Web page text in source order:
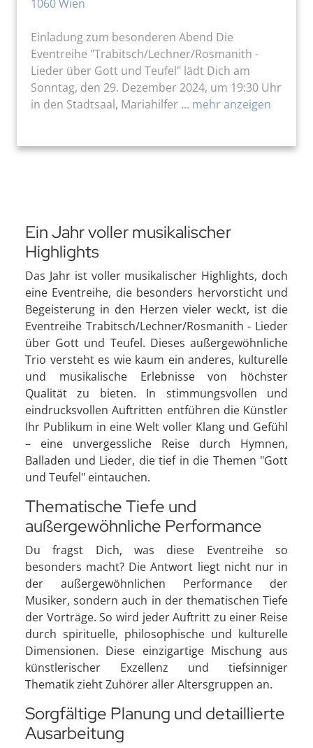
1060 Wien
Einladung zum besonderen Abend Die
Eventreihe "Trabitsch/Lechner/Rosmanith -
Lieder über Gott und Teufel" lädt Dich am
Sonntag, den 29. Dezember 2024, um 19:30 Uhr
in den Stadtsaal, Mariahilfer ... mehr anzeigen
Ein Jahr voller musikalischer
Highlights
Das Jahr ist voller musikalischer Highlights, doch
eine Eventreihe, die besonders hervorsticht und
Begeisterung in den Herzen vieler weckt, ist die
Eventreihe Trabitsch/Lechner/Rosmanith - Lieder
über Gott und Teufel. Dieses außergewöhnliche
Trio versteht es wie kaum ein anderes, kulturelle
und musikalische Erlebnisse von höchster
Qualität zu bieten. In stimmungsvollen und
eindrucksvollen Auftritten entführen die Künstler
Ihr Publikum in eine Welt voller Klang und Gefühl
– eine unvergessliche Reise durch Hymnen,
Balladen und Lieder, die tief in die Themen "Gott
und Teufel" eintauchen.
Thematische Tiefe und
außergewöhnliche Performance
Du fragst Dich, was diese Eventreihe so
besonders macht? Die Antwort liegt nicht nur in
der außergewöhnlichen Performance der
Musiker, sondern auch in der thematischen Tiefe
der Vorträge. So wird jeder Auftritt zu einer Reise
durch spirituelle, philosophische und kulturelle
Dimensionen. Diese einzigartige Mischung aus
künstlerischer Exzellenz und tiefsinniger
Thematik zieht Zuhörer aller Altersgruppen an.
Sorgfältige Planung und detaillierte
Ausarbeitung